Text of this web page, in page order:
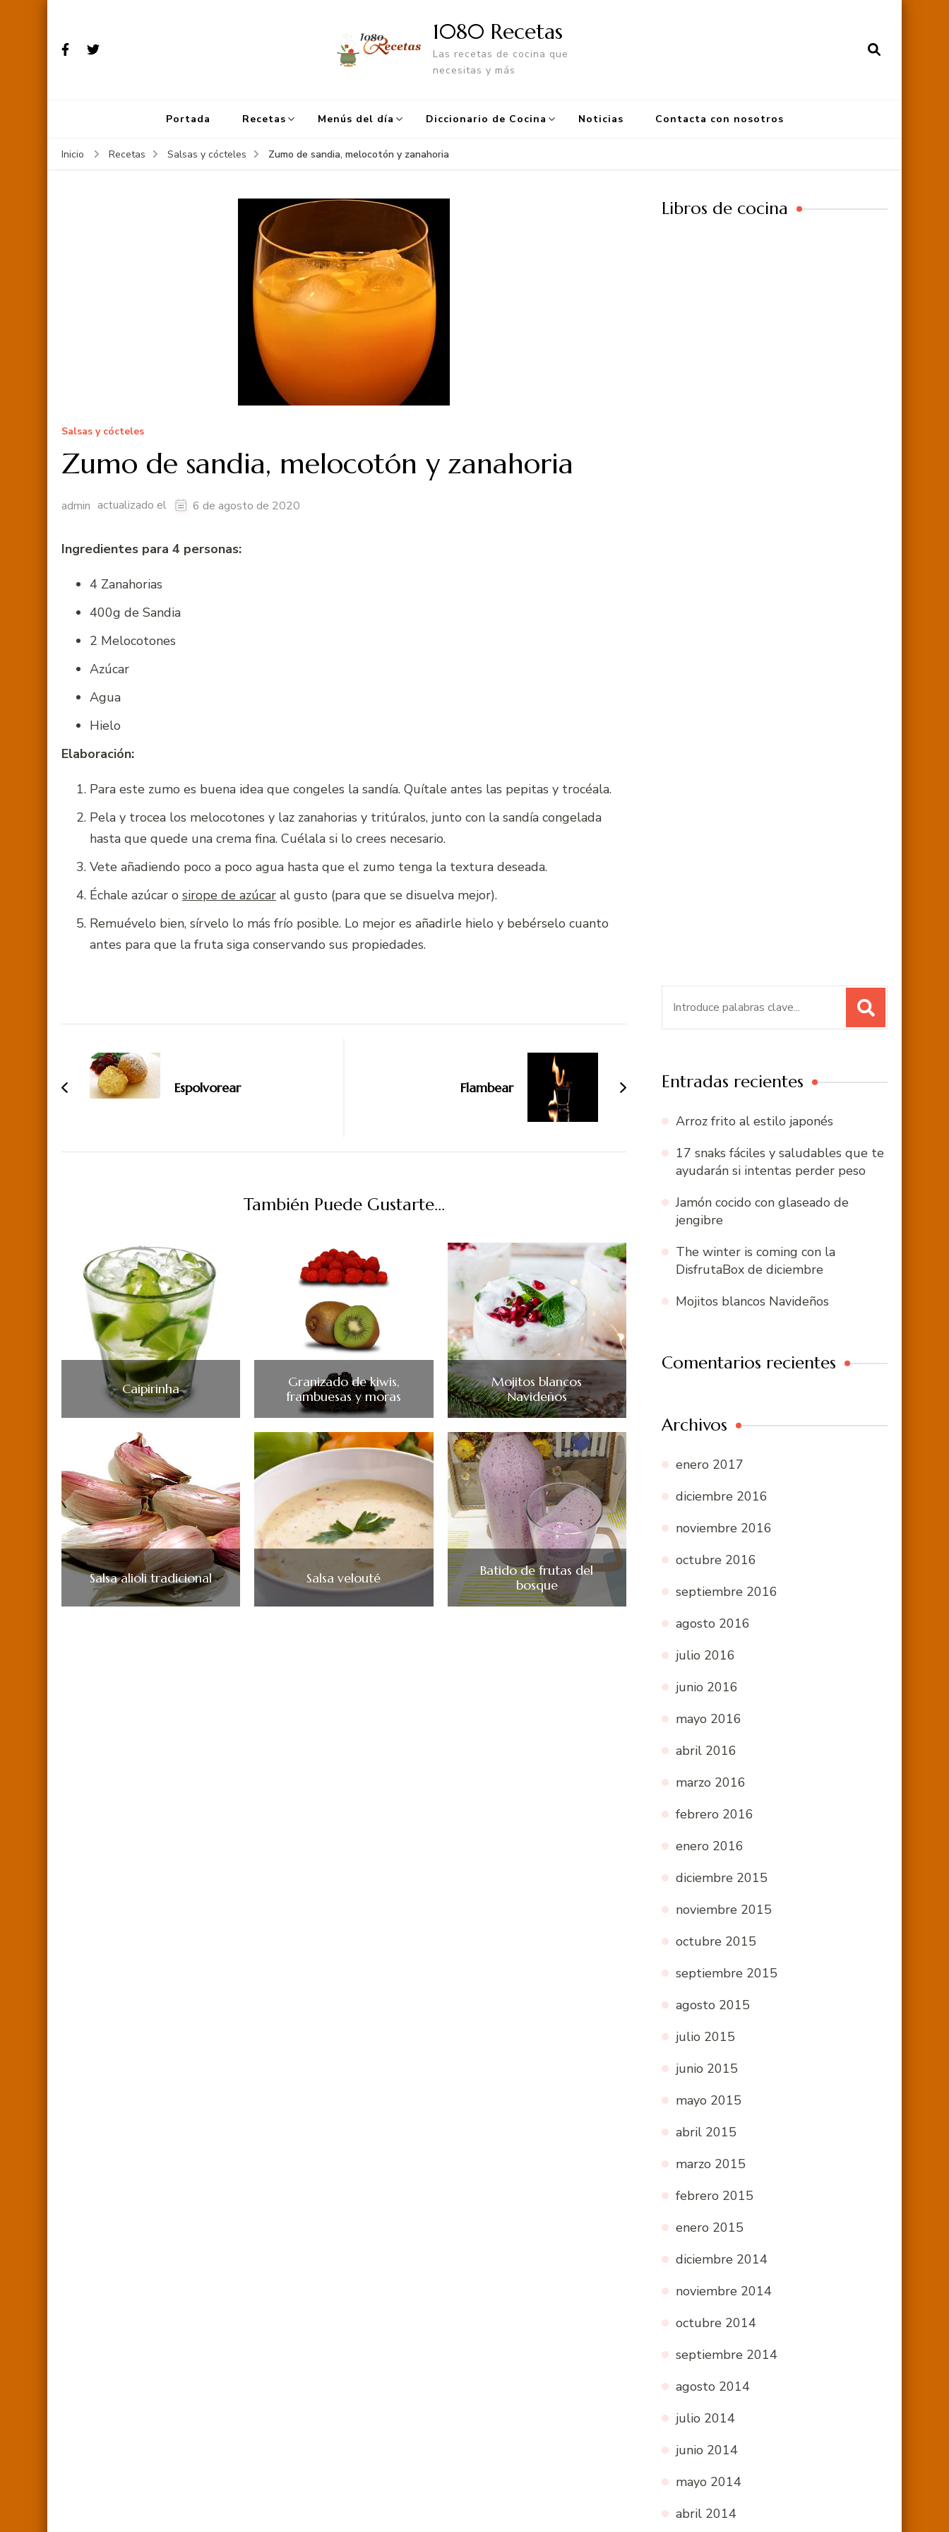
1080 Recetas
Las recetas de cocina que
necesitas y más
Portada Recetas Menús del día Diccionario de Cocina Noticias Contacta con nosotros
Inicio Recetas Salsas y cócteles Zumo de sandia, melocotón y zanahoria
Salsas y cócteles
Zumo de sandia, melocotón y zanahoria
admin actualizado el 6 de agosto de 2020
Ingredientes para 4 personas:
4 Zanahorias
400g de Sandia
2 Melocotones
Azúcar
Agua
Hielo
Elaboración:
Para este zumo es buena idea que congeles la sandía. Quítale antes las pepitas y trocéala.
Pela y trocea los melocotones y laz zanahorias y tritúralos, junto con la sandía congelada
hasta que quede una crema fina. Cuélala si lo crees necesario.
Vete añadiendo poco a poco agua hasta que el zumo tenga la textura deseada.
Échale azúcar o sirope de azúcar al gusto (para que se disuelva mejor).
Remuévelo bien, sírvelo lo más frío posible. Lo mejor es añadirle hielo y bebérselo cuanto
antes para que la fruta siga conservando sus propiedades.
entradas
Espolvorear Flambear
También Puede Gustarte...
Caipirinha
Granizado de kiwis,
frambuesas y moras
Mojitos blancos
Navideños
Salsa alioli tradicional Salsa velouté
Batido de frutas del
bosque
Libros de cocina
Entradas recientes
Arroz frito al estilo japonés
17 snaks fáciles y saludables que te
ayudarán si intentas perder peso
Jamón cocido con glaseado de
jengibre
The winter is coming con la
DisfrutaBox de diciembre
Mojitos blancos Navideños
Comentarios recientes
Archivos
enero 2017
diciembre 2016
noviembre 2016
octubre 2016
septiembre 2016
agosto 2016
julio 2016
junio 2016
mayo 2016
abril 2016
marzo 2016
febrero 2016
enero 2016
diciembre 2015
noviembre 2015
octubre 2015
septiembre 2015
agosto 2015
julio 2015
junio 2015
mayo 2015
abril 2015
marzo 2015
febrero 2015
enero 2015
diciembre 2014
noviembre 2014
octubre 2014
septiembre 2014
agosto 2014
julio 2014
junio 2014
mayo 2014
abril 2014